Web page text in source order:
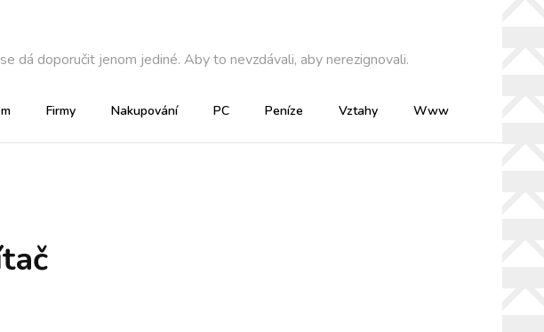
dá doporučit jenom jediné. Aby to nevzdávali, aby nerezignovali.
Firmy Nakupování PC Peníze Vztahy Www